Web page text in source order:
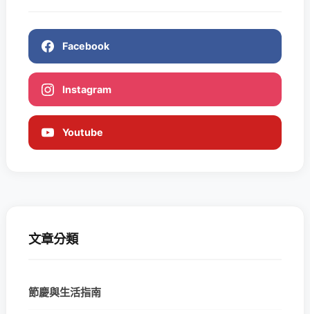
Facebook
Instagram
Youtube
文章分類
節慶與生活指南